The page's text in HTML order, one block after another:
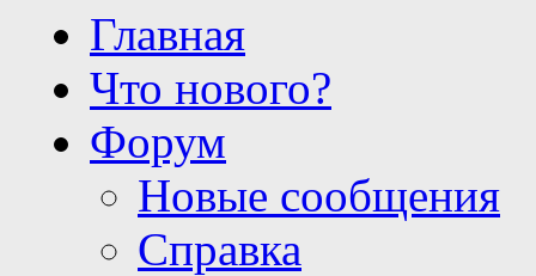
Главная
Что нового?
Форум
Новые сообщения
Справка